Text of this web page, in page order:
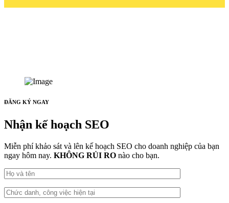
ĐĂNG KÝ NGAY
Nhận kế hoạch SEO
Miễn phí khảo sát và lên kế hoạch SEO cho doanh nghiệp của bạn
ngay hôm nay. KHÔNG RỦI RO nào cho bạn.